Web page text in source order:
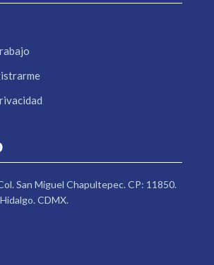
San Miguel Chapultepec. CP: 11850.
CDMX.